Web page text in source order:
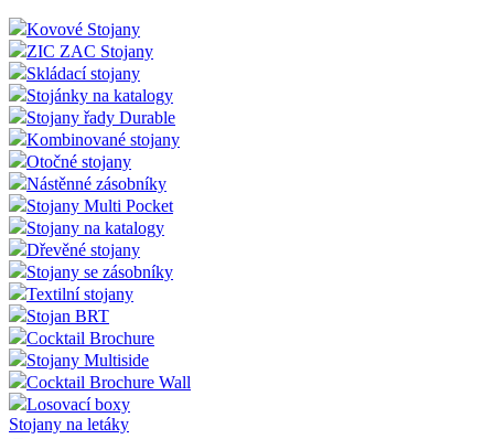
Kovové Stojany
ZIC ZAC Stojany
Skládací stojany
Stojánky na katalogy
Stojany řady Durable
Kombinované stojany
Otočné stojany
Nástěnné zásobníky
Stojany Multi Pocket
Stojany na katalogy
Dřevěné stojany
Stojany se zásobníky
Textilní stojany
Stojan BRT
Cocktail Brochure
Stojany Multiside
Cocktail Brochure Wall
Losovací boxy
Stojany na letáky